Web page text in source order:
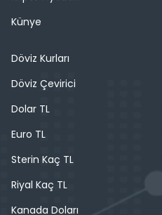
Künye
Döviz Kurları
Döviz Çevirici
Dolar TL
Euro TL
Sterin Kaç TL
Riyal Kaç TL
Kanada Doları